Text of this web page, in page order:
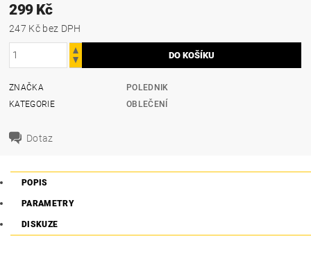
299 Kč
247 Kč bez DPH
ZNAČKA
POLEDNIK
KATEGORIE
OBLEČENÍ
Dotaz
POPIS
PARAMETRY
DISKUZE